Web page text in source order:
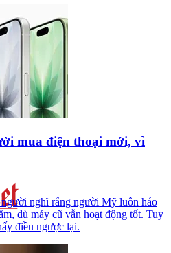
mua điện thoại mới, vì
nghĩ rằng người Mỹ luôn háo
dù máy cũ vẫn hoạt động tốt. Tuy
điều ngược lại.